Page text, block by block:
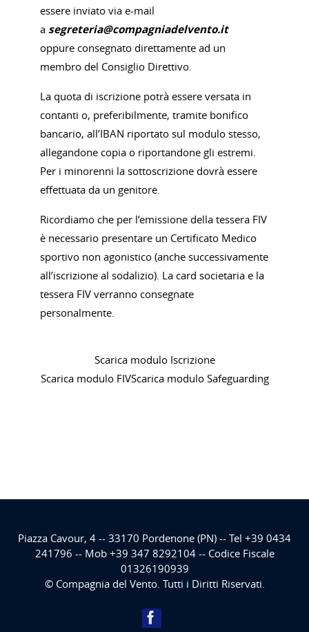
essere inviato via e-mail
a segreteria@compagniadelvento.it
oppure consegnato direttamente ad un
membro del Consiglio Direttivo.
La quota di iscrizione potrà essere versata in
contanti o, preferibilmente, tramite bonifico
bancario, all’IBAN riportato sul modulo stesso,
allegandone copia o riportandone gli estremi.
Per i minorenni la sottoscrizione dovrà essere
effettuata da un genitore.
Ricordiamo che per l’emissione della tessera FIV
è necessario presentare un Certificato Medico
sportivo non agonistico (anche successivamente
all’iscrizione al sodalizio). La card societaria e la
tessera FIV verranno consegnate
personalmente.
Scarica modulo Iscrizione
Scarica modulo FIVScarica modulo Safeguarding
Piazza Cavour, 4 -- 33170 Pordenone (PN) -- Tel +39 0434
241796 -- Mob +39 347 8292104 -- Codice Fiscale
01326190939
© Compagnia del Vento. Tutti i Diritti Riservati.